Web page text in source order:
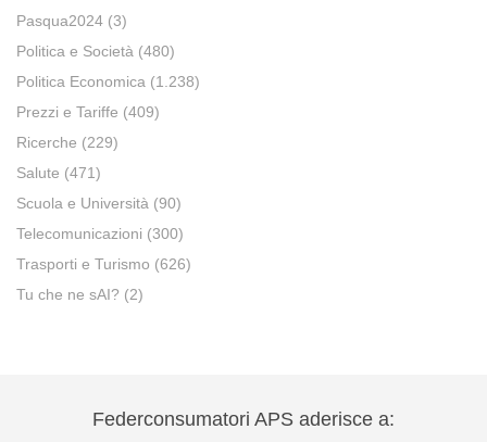
Pasqua2024 (3)
Politica e Società (480)
Politica Economica (1.238)
Prezzi e Tariffe (409)
Ricerche (229)
Salute (471)
Scuola e Università (90)
Telecomunicazioni (300)
Trasporti e Turismo (626)
Tu che ne sAI? (2)
Federconsumatori APS aderisce a: